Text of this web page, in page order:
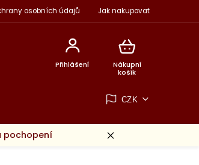
osobních údajů Jak nakupovat
Nákupní
košík
Přihlášení
CZK
pochopení